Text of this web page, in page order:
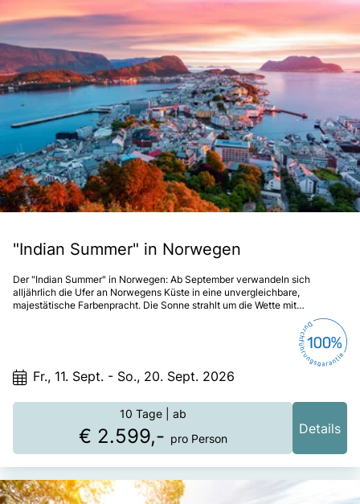
"Indian Summer" in Norwegen
Der "Indian Summer" in Norwegen: Ab September verwandeln sich
alljährlich die Ufer an Norwegens Küste in eine unvergleichbare,
majestätische Farbenpracht. Die Sonne strahlt um die Wette mit
lichterfüllten Birkenwäldern, die in flammendem Rot und Gold leuchten –
Fr., 11. Sept. - So., 20. Sept. 2026
10 Tage | ab
€ 2.599,- pro Person
Details